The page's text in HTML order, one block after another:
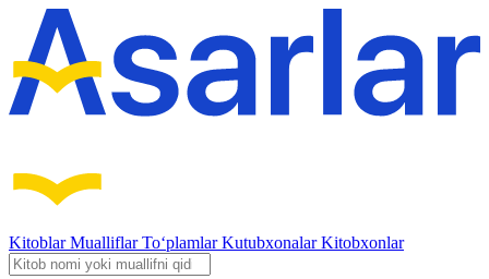
KitoblarMualliflarTo‘plamlarKutubxonalarKitobxonlar